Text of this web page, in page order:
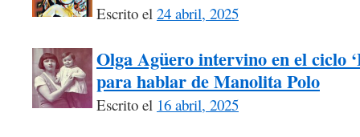
Escrito el 24 abril, 2025
Olga Agüero intervino en el ciclo
para hablar de Manolita Polo
Escrito el 16 abril, 2025